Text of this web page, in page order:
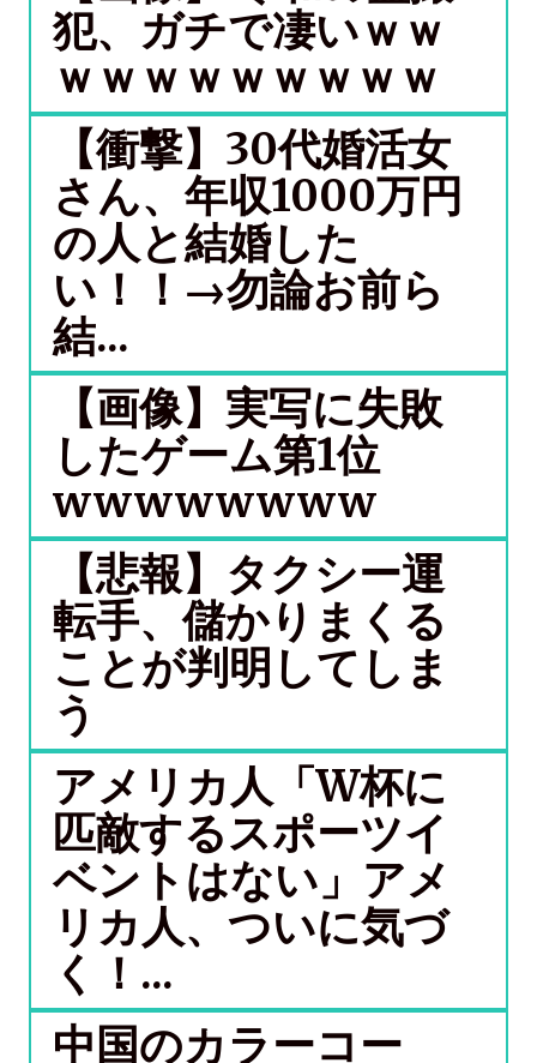
犯、ガチで凄いｗｗ
ｗｗｗｗｗｗｗｗｗ
【衝撃】30代婚活女
さん、年収1000万円
の人と結婚した
い！！→勿論お前ら
結...
【画像】実写に失敗
したゲーム第1位
wwwwwwww
【悲報】タクシー運
転手、儲かりまくる
ことが判明してしま
う
アメリカ人「W杯に
匹敵するスポーツイ
ベントはない」アメ
リカ人、ついに気づ
く！...
中国のカラーコー